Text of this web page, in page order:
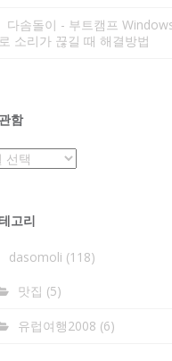
다솜돌이 - 부트캠프
소리가 끊길 때 해결방법
함
고리
dasomoli (118)
맛집 (5)
유럽여행2008 (6)